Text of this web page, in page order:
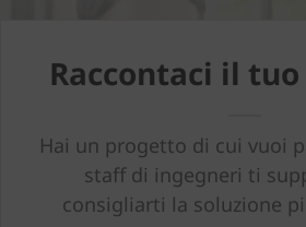
Raccontaci il
Hai un progetto di cui vuoi
staff di ingegneri ti
consigliarti la soluzione